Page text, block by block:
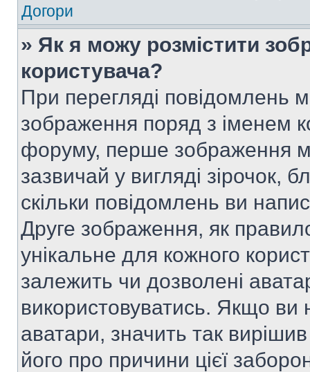
Догори
» Як я можу розмістити
користувача?
При перегляді повідомлень
зображення поряд з іменем
форуму, перше зображення
зазвичай у вигляді зірочок,
скільки повідомлень ви
Друге зображення, як
унікальне для кожного
залежить чи дозволені
використовуватись. Якщо ви
аватари, значить так
його про причини цієї